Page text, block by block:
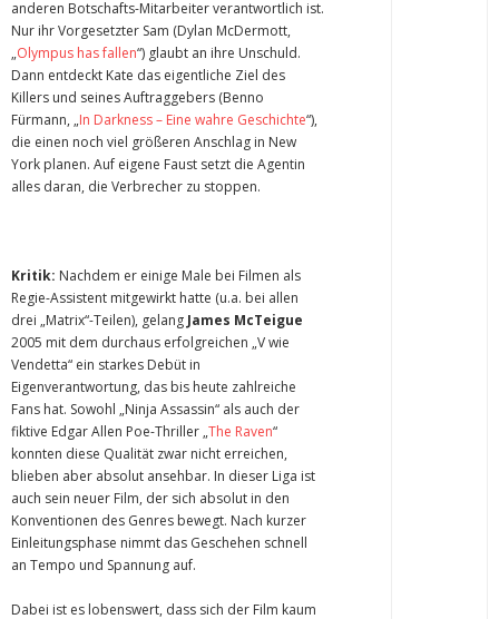
anderen Botschafts-Mitarbeiter verantwortlich ist.
Nur ihr Vorgesetzter Sam (Dylan McDermott,
„Olympus has fallen“) glaubt an ihre Unschuld.
Dann entdeckt Kate das eigentliche Ziel des
Killers und seines Auftraggebers (Benno
Fürmann, „In Darkness – Eine wahre Geschichte“),
die einen noch viel größeren Anschlag in New
York planen. Auf eigene Faust setzt die Agentin
alles daran, die Verbrecher zu stoppen.
Kritik: Nachdem er einige Male bei Filmen als
Regie-Assistent mitgewirkt hatte (u.a. bei allen
drei „Matrix“-Teilen), gelang James McTeigue
2005 mit dem durchaus erfolgreichen „V wie
Vendetta“ ein starkes Debüt in
Eigenverantwortung, das bis heute zahlreiche
Fans hat. Sowohl „Ninja Assassin“ als auch der
fiktive Edgar Allen Poe-Thriller „The Raven“
konnten diese Qualität zwar nicht erreichen,
blieben aber absolut ansehbar. In dieser Liga ist
auch sein neuer Film, der sich absolut in den
Konventionen des Genres bewegt. Nach kurzer
Einleitungsphase nimmt das Geschehen schnell
an Tempo und Spannung auf.
Dabei ist es lobenswert, dass sich der Film kaum